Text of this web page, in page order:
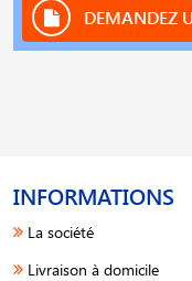
DEMANDEZ
INFORMATIONS
La société
Livraison à domicile